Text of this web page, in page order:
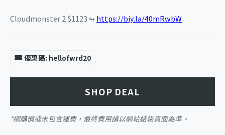
Cloudmonster 2 $1123 ↬ https://biy.la/40mRwbW
優惠碼: hellofwrd20
SHOP DEAL
*網購價或未包含運費，最終費用請以網站結帳頁面為準。